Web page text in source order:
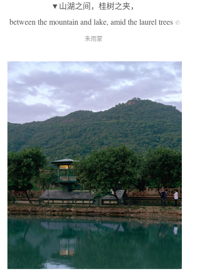
▼山湖之间，桂树之夹，
between the mountain and lake, amid the laurel trees ©
朱雨蒙